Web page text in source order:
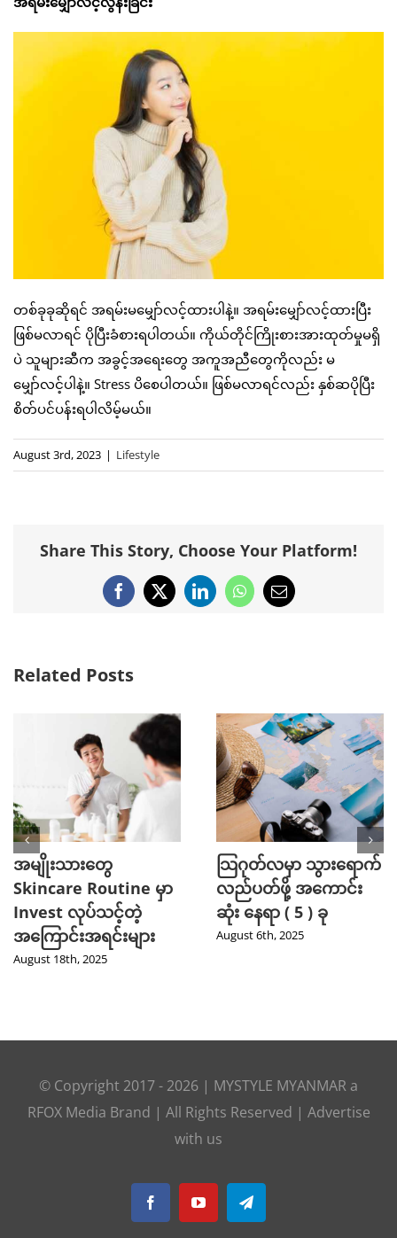
တစ်ခုခုဆိုရင် အရမ်းမမျှော်လင့်ထားပါနဲ့။ အရမ်းမျှော်လင့်ထားပြီး
ဖြစ်မလာရင် ပိုပြီးခံစားရပါတယ်။ ကိုယ်တိုင်ကြိုးစားအားထုတ်မှုမရှိ
ပဲ သူများဆီက အခွင့်အရေးတွေ အကူအညီတွေကိုလည်း မ
မျှော်လင့်ပါနဲ့။ Stress ပိစေပါတယ်။ ဖြစ်မလာရင်လည်း နှစ်ဆပိုပြီး
စိတ်ပင်ပန်းရပါလိမ့်မယ်။
August 3rd, 2023 | Lifestyle
Share This Story, Choose Your Platform!
Facebook
X LinkedInWhatsApp
Email
Related Posts
အမျိုးသားတွေ
Skincare Routine မှာ
Invest လုပ်သင့်တဲ့
အကြောင်းအရင်းများ
August 18th, 2025
သြဂုတ်လမှာ သွားရောက်
လည်ပတ်ဖို့ အကောင်း
ဆုံး နေရာ ( 5 ) ခု
August 6th, 2025
© Copyright 2017 - 2026 | MYSTYLE MYANMAR a
RFOX Media Brand | All Rights Reserved | Advertise
with us
FacebookYouTubeTelegram